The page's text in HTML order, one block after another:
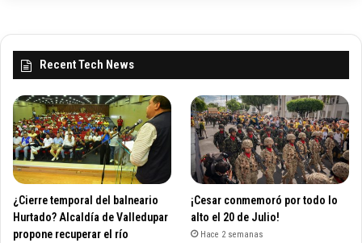
Recent Tech News
¿Cierre temporal del balneario
Hurtado? Alcaldía de Valledupar
propone recuperar el río
¡Cesar conmemoró por todo lo
alto el 20 de Julio!
Hace 2 semanas